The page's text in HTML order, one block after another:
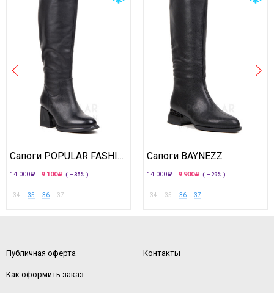
Сапоги POPULAR FASHION
14 000 9 100 ( —35% )
34 35 36 37
Сапоги BAYNEZZ
14 000 9 900 ( —29% )
34 35 36 37
Публичная оферта
Как оформить заказ
Контакты